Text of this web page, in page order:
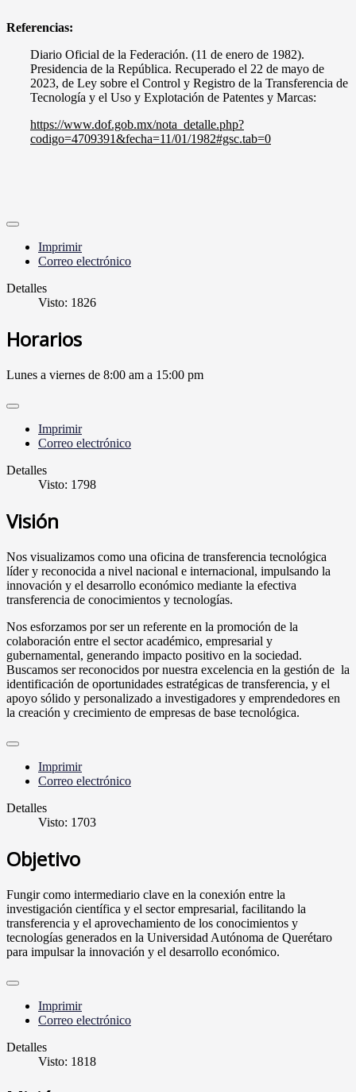
Referencias:
Diario Oficial de la Federación. (11 de enero de 1982).
Presidencia de la República. Recuperado el 22 de mayo de
2023, de Ley sobre el Control y Registro de la Transferencia de
Tecnología y el Uso y Explotación de Patentes y Marcas:
https://www.dof.gob.mx/nota_detalle.php?
codigo=4709391&fecha=11/01/1982#gsc.tab=0
Imprimir
Correo electrónico
Detalles
Visto: 1826
Horarios
Lunes a viernes de 8:00 am a 15:00 pm
Imprimir
Correo electrónico
Detalles
Visto: 1798
Visión
Nos visualizamos como una oficina de transferencia tecnológica
líder y reconocida a nivel nacional e internacional, impulsando la
innovación y el desarrollo económico mediante la efectiva
transferencia de conocimientos y tecnologías.
Nos esforzamos por ser un referente en la promoción de la
colaboración entre el sector académico, empresarial y
gubernamental, generando impacto positivo en la sociedad.
Buscamos ser reconocidos por nuestra excelencia en la gestión de la
identificación de oportunidades estratégicas de transferencia, y el
apoyo sólido y personalizado a investigadores y emprendedores en
la creación y crecimiento de empresas de base tecnológica.
Imprimir
Correo electrónico
Detalles
Visto: 1703
Objetivo
Fungir como intermediario clave en la conexión entre la
investigación científica y el sector empresarial, facilitando la
transferencia y el aprovechamiento de los conocimientos y
tecnologías generados en la Universidad Autónoma de Querétaro
para impulsar la innovación y el desarrollo económico.
Imprimir
Correo electrónico
Detalles
Visto: 1818